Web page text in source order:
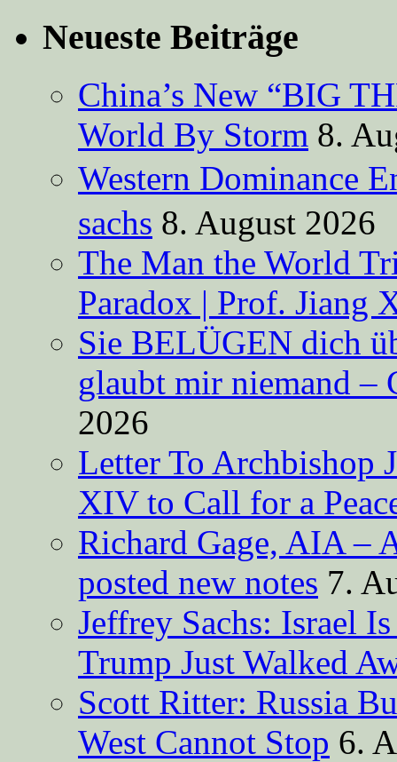
Neueste Beiträge
China’s New “BIG
World By Storm 8.
Western Dominance
sachs 8. August 2026
The Man the World
Paradox | Prof. Jiang
Sie BELÜGEN dich
glaubt mir niemand –
2026
Letter To Archbishop
XIV to Call for a
Richard Gage, AIA –
posted new notes 7.
Jeffrey Sachs: Israel
Trump Just Walked
Scott Ritter: Russia
West Cannot Stop 6.